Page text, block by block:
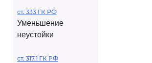
ст. 333 ГК РФ
Уменьшение
неустойки
ст. 317.1 ГК РФ